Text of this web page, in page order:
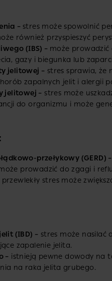
– stres może spowolnić
również przyspieszyć
(IBS) – może prowadzić
gazy i biegunka lub
jelitowej – stres sprawia, że
zapalnych jelit i alergii
jelitowej – stres może
do organizmu i może
przełykowy (GERD) –
prowadzić do zgagi i
przewlekły stres może
(IBD) – stres może nasilać
zapalenie jelita.
– istnieją pewne dowody na
na raka jelita grubego.